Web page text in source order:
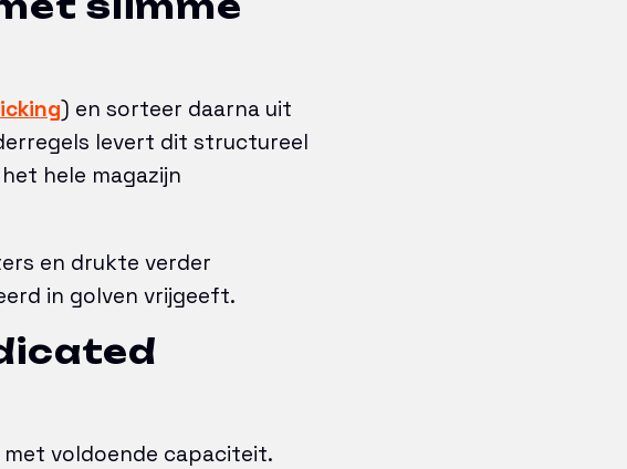
) en sorteer daarna uit
levert dit structureel
hele magazijn
en drukte verder
in golven vrijgeeft.
voldoende capaciteit.